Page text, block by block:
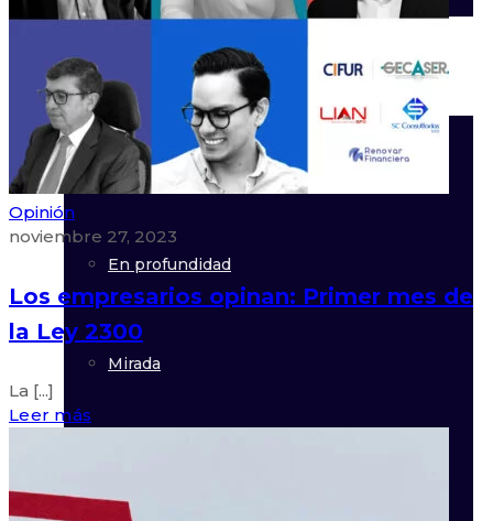
NotiCOLCOB
Panorama
En profundidad
Mirada
Opinión
noviembre 27, 2023
Los empresarios opinan: Primer mes de
la Ley 2300
La [...]
Leer más